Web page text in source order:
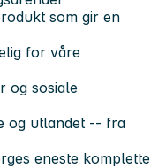
som gir en
for våre
og sosiale
og utlandet -- fra
eneste komplette